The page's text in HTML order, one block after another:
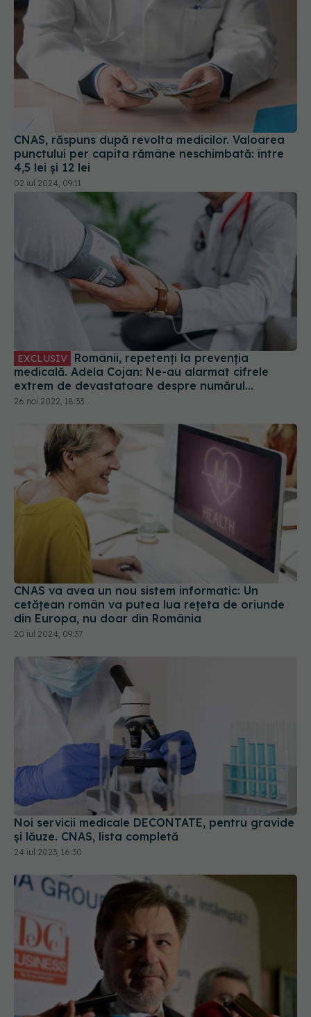
CNAS, răspuns după revolta medicilor. Valoarea
punctului per capita rămâne neschimbată: între
4,5 lei și 12 lei
02 iul 2024, 09:11
EXCLUSIV
medicală. Adela Cojan: Ne-au alarmat cifrele
extrem de devastatoare despre numărul
deceselor evitabile
26 noi 2022, 18:33
CNAS va avea un nou sistem informatic: Un
cetăţean român va putea lua reţeta de oriunde
din Europa, nu doar din România
20 iul 2024, 09:37
Noi servicii medicale DECONTATE, pentru gravide
și lăuze. CNAS, lista completă
24 iul 2023, 16:30